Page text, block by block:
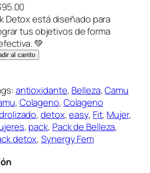
l
p
r
e
o
a
c
t
u
Detox está diseñado para
tus objetivos de forma
💚
al carrito
antioxidante, Belleza, Camu
, Colageno, Colageno
, detox, easy, Fit, Mujer
, pack, Pack de Belleza
detox, Synergy Fem